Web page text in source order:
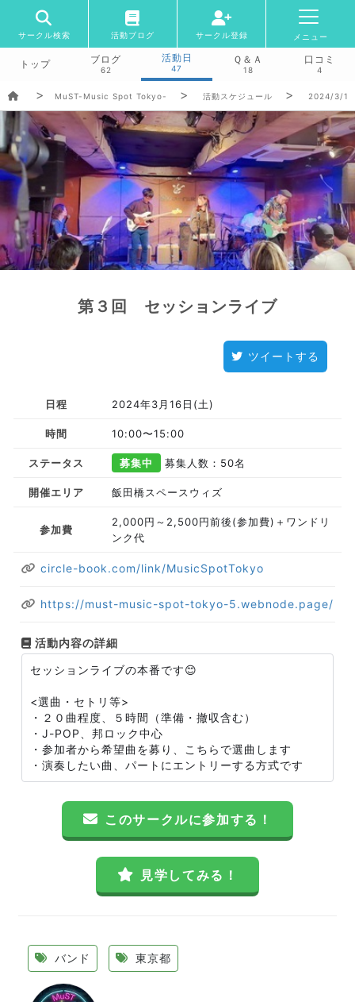
サークル検索 活動ブログ サークル登録 メニュー
トップ ブログ
62
活動日
47
Ｑ＆Ａ
18
口コミ
4
MuST-Music Spot Tokyo- 活動スケジュール 2024/3/
第３回 セッションライブ
ツイートする
日程 2024年3月16日(土)
時間 10:00〜15:00
ステータス 募集中 募集人数：50名
開催エリア 飯田橋スペースウィズ
参加費
2,000円～2,500円前後(参加費)＋ワンドリ
ンク代
circle-book.com/link/MusicSpotTokyo
https://must-music-spot-tokyo-5.webnode.page/
活動内容の詳細
セッションライブの本番です😊
<選曲・セトリ等>
・２０曲程度、５時間（準備・撤収含む）
・J-POP、邦ロック中心
・参加者から希望曲を募り、こちらで選曲します
・演奏したい曲、パートにエントリーする方式です
このサークルに参加する！
見学してみる！
バンド 東京都